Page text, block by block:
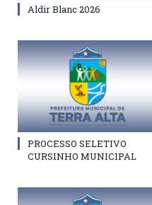
Aldir Blanc 2026
PROCESSO SELETIVO
CURSINHO MUNICIPAL